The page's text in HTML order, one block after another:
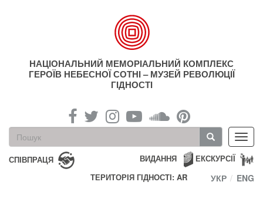
НАЦІОНАЛЬНИЙ МЕМОРІАЛЬНИЙ КОМПЛЕКС
ГЕРОЇВ НЕБЕСНОЇ СОТНІ – МУЗЕЙ РЕВОЛЮЦІЇ
ГІДНОСТІ
Пошукова
форма
Пошук
СПІВПРАЦЯ ЕКСКУРСІЇ
ВИДАННЯ
ТЕРИТОРІЯ ГІДНОСТІ: AR
УКР ENG